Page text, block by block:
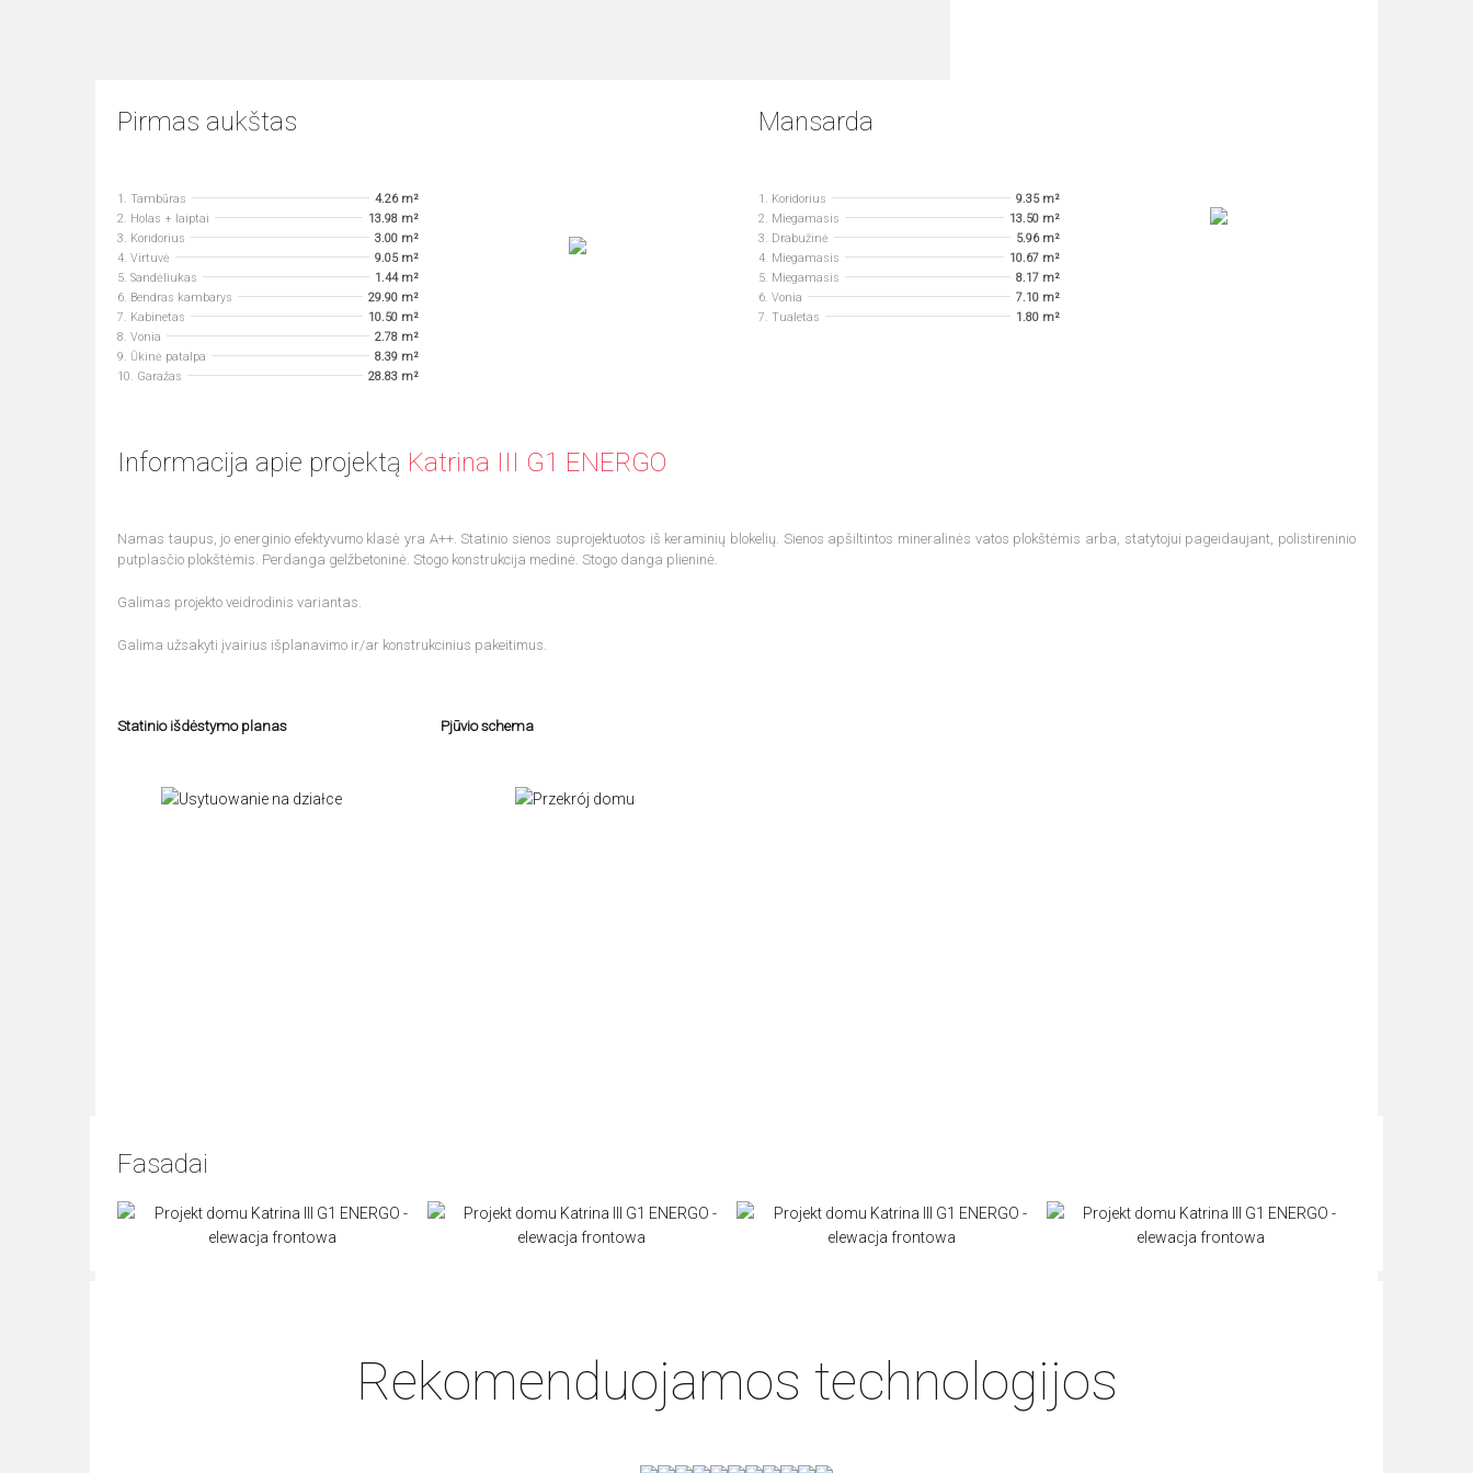
Pirmas aukštas
1. Tambūras
4.26 m²
2. Holas + laiptai
13.98 m²
3. Koridorius
3.00 m²
4. Virtuvė
9.05 m²
5. Sandėliukas
1.44 m²
6. Bendras kambarys
29.90 m²
7. Kabinetas
10.50 m²
8. Vonia
2.78 m²
9. Ūkinė patalpa
8.39 m²
10. Garažas
28.83 m²
Mansarda
1. Koridorius
9.35 m²
2. Miegamasis
13.50 m²
3. Drabužinė
5.96 m²
4. Miegamasis
10.67 m²
5. Miegamasis
8.17 m²
6. Vonia
7.10 m²
7. Tualetas
1.80 m²
Informacija apie projektą Katrina III G1 ENERGO
Namas taupus, jo energinio efektyvumo klasė yra A++. Statinio sienos suprojektuotos iš keraminių blokelių. Sienos apšiltintos mineralinės vatos plokštėmis arba, statytojui pageidaujant, polistireninio
putplasčio plokštėmis. Perdanga gelžbetoninė. Stogo konstrukcija medinė. Stogo danga plieninė.
Galimas projekto veidrodinis variantas.
Galima užsakyti įvairius išplanavimo ir/ar konstrukcinius pakeitimus.
Statinio išdėstymo planas Pjūvio schema
Fasadai
Rekomenduojamos technologijos